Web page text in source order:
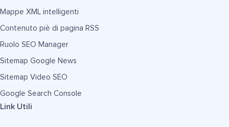
Mappe XML intelligenti
Contenuto piè di pagina RSS
Ruolo SEO Manager
Sitemap Google News
Sitemap Video SEO
Google Search Console
Link Utili